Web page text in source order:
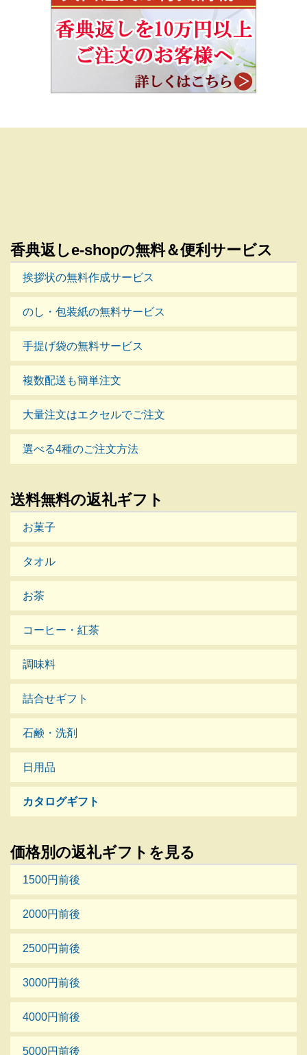
香典返しe-shopの無料＆便利サービス
挨拶状の無料作成サービス
のし・包装紙の無料サービス
手提げ袋の無料サービス
複数配送も簡単注文
大量注文はエクセルでご注文
選べる4種のご注文方法
送料無料の返礼ギフト
お菓子
タオル
お茶
コーヒー・紅茶
調味料
詰合せギフト
石鹸・洗剤
日用品
カタログギフト
価格別の返礼ギフトを見る
1500円前後
2000円前後
2500円前後
3000円前後
4000円前後
5000円前後